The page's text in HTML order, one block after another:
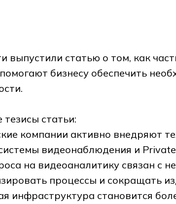
выпустили статью о том, как
бизнесу обеспечить
статьи:
компании активно внедряют
видеонаблюдения и Private
на видеоаналитику связан с
процессы и сокращать
инфраструктура становится